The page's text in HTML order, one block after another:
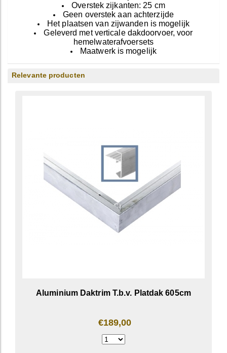
Overstek zijkanten: 25 cm
Geen overstek aan achterzijde
Het plaatsen van zijwanden is mogelijk
Geleverd met verticale dakdoorvoer, voor
hemelwaterafvoersets
Maatwerk is mogelijk
Relevante producten
Aluminium Daktrim T.b.v. Platdak 605cm
€189,00